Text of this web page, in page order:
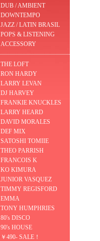
DUB / AMBIENT
DOWNTEMPO
JAZZ / LATIN BRASIL
POPS & LISTENING
ACCESSORY
THE LOFT
RON HARDY
LARRY LEVAN
DJ HARVEY
FRANKIE KNUCKLES
LARRY HEARD
DAVID MORALES
DEF MIX
SATOSHI TOMIIE
THEO PARRISH
FRANCOIS K
KO KIMURA
JUNIOR VASQUEZ
TIMMY REGISFORD
EMMA
TONY HUMPHRIES
80's DISCO
90's HOUSE
￥490- SALE！